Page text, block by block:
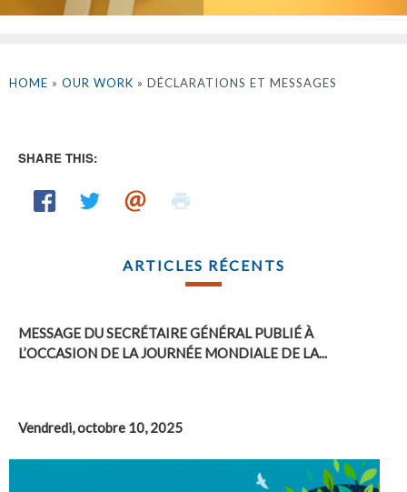
HOME » OUR WORK » DÉCLARATIONS ET MESSAGES
SHARE THIS:
ARTICLES RÉCENTS
MESSAGE DU SECRÉTAIRE GÉNÉRAL PUBLIÉ À
L’OCCASION DE LA JOURNÉE MONDIALE DE LA...
Vendredi, octobre 10, 2025